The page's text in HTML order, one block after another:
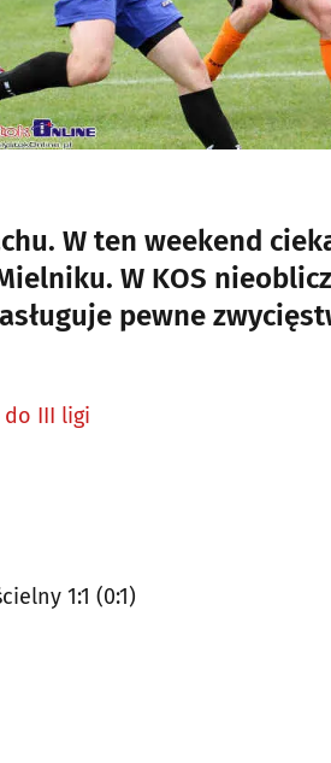
W ten weekend
W KOS
pewne
do III ligi
1:1 (0:1)